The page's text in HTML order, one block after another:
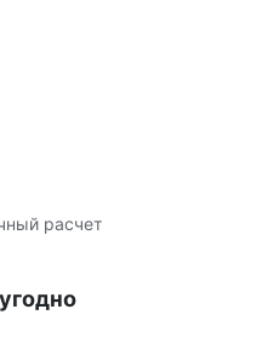
расчет